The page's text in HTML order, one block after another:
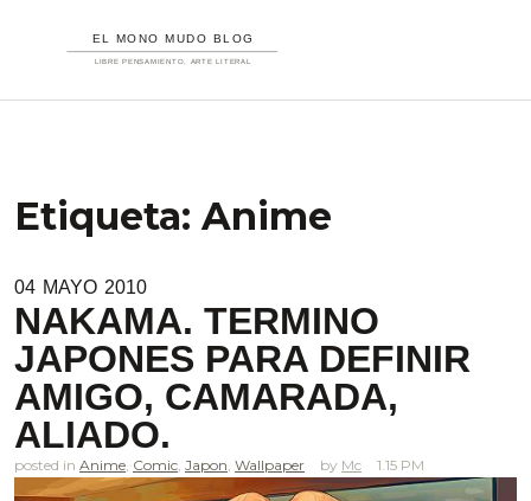
Etiqueta: Anime
04 MAYO 2010
NAKAMA. TERMINO
JAPONES PARA DEFINIR
AMIGO, CAMARADA,
ALIADO.
posted in Anime Comic Japon Wallpaper Mc 1.15 PM